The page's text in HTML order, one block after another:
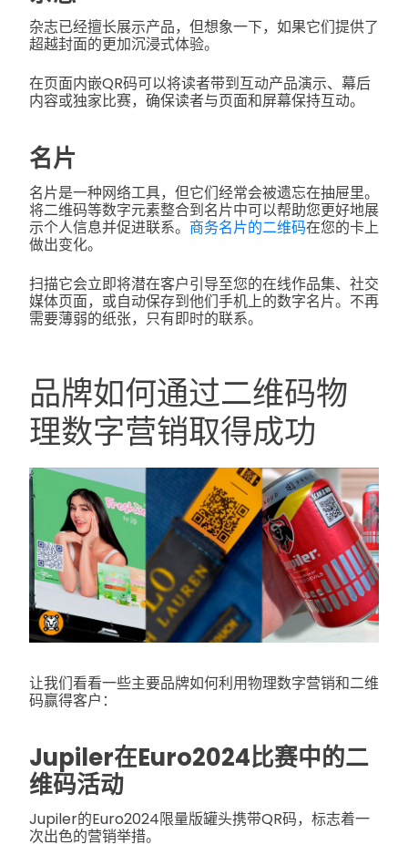
杂志已经擅长展示产品，但想象一下，如果它们提供了
超越封面的更加沉浸式体验。
在页面内嵌QR码可以将读者带到互动产品演示、幕后
内容或独家比赛，确保读者与页面和屏幕保持互动。
名片
名片是一种网络工具，但它们经常会被遗忘在抽屉里。
将二维码等数字元素整合到名片中可以帮助您更好地展
示个人信息并促进联系。 商务名片的二维码在您的卡上
做出变化。
扫描它会立即将潜在客户引导至您的在线作品集、社交
媒体页面，或自动保存到他们手机上的数字名片。不再
需要薄弱的纸张，只有即时的联系。
品牌如何通过二维码物
理数字营销取得成功
让我们看看一些主要品牌如何利用物理数字营销和二维
码赢得客户：
Jupiler在Euro2024比赛中的二
维码活动
Jupiler的Euro2024限量版罐头携带QR码，标志着一
次出色的营销举措。